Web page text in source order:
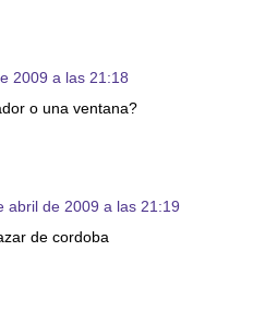
2009 a las 21:18
o una ventana?
abril de 2009 a las 21:19
de cordoba